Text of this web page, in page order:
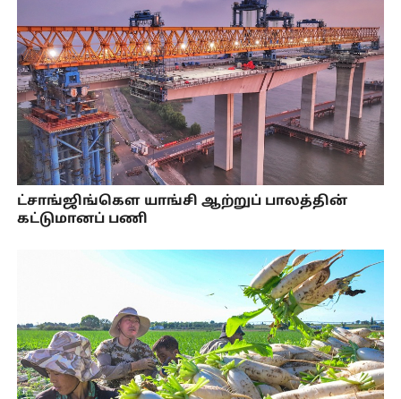
ட்சாங்ஜிங்கௌ யாங்சி ஆற்றுப் பாலத்தின்
கட்டுமானப் பணி